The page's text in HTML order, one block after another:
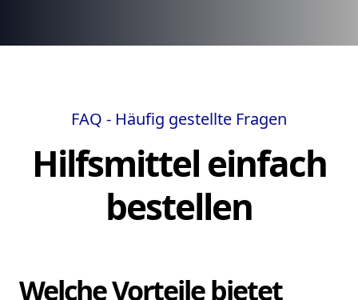
FAQ - Häufig gestellte Fragen
Hilfsmittel einfach
bestellen
Welche Vorteile bietet